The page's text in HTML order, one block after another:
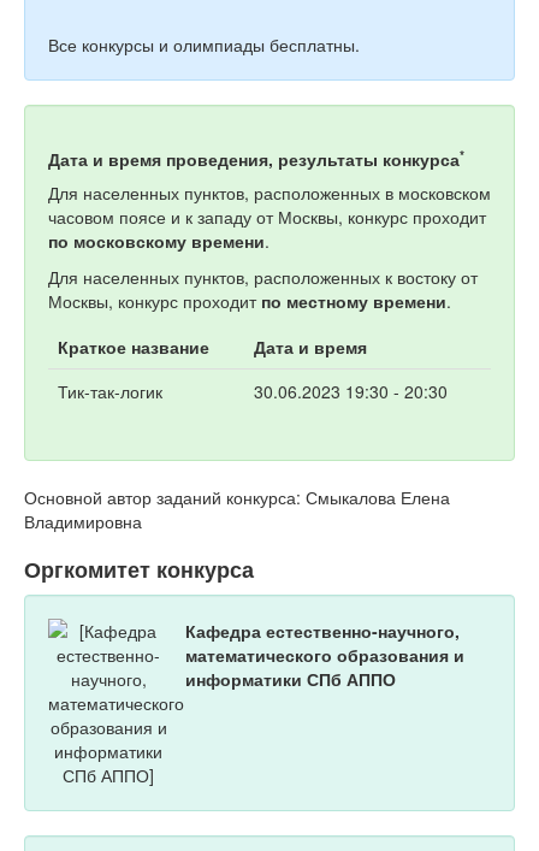
Все конкурсы и олимпиады бесплатны.
Дата и время проведения, результаты конкурса*
Для населенных пунктов, расположенных в московском
часовом поясе и к западу от Москвы, конкурс проходит
по московскому времени.
Для населенных пунктов, расположенных к востоку от
Москвы, конкурс проходит по местному времени.
Краткое название
Дата и время
Тик-так-логик
30.06.2023 19:30 - 20:30
Основной автор заданий конкурса: Смыкалова Елена
Владимировна
Оргкомитет конкурса
Кафедра естественно-научного,
математического образования и
информатики СПб АППО